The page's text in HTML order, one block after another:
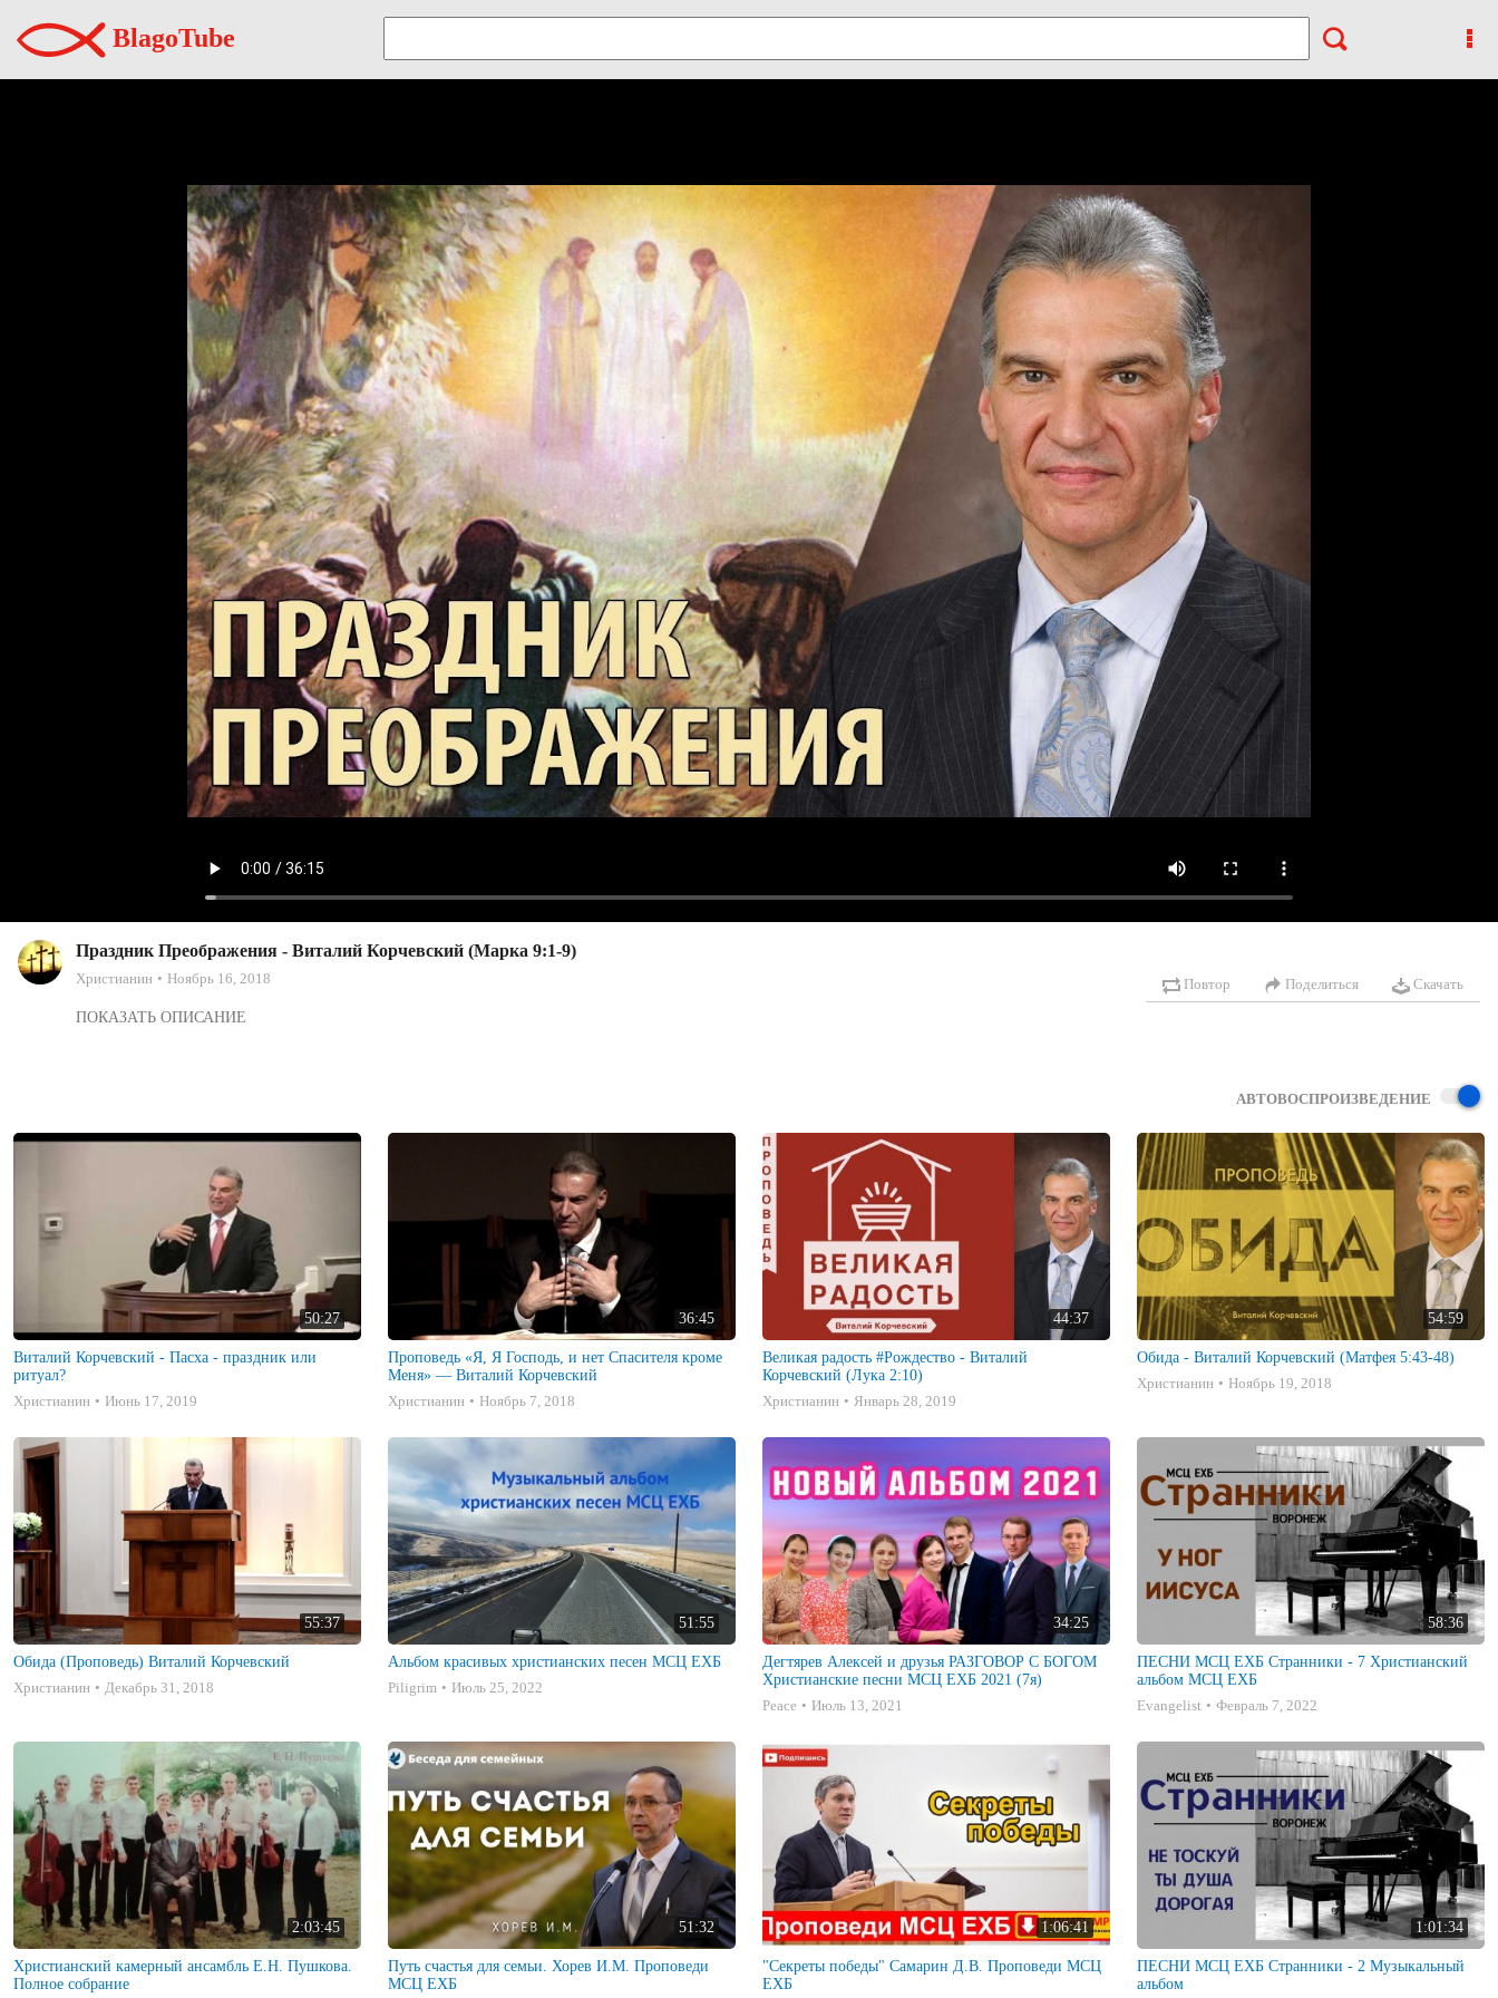
BlagoTube
Праздник Преображения - Виталий Корчевский (Марка 9:1-9)
Христианин Ноябрь 16, 2018 Повтор Поделиться
Скачать
Подписка на Рассылку здесь
4. И явился им Илия с Моисеем; и беседовали с Иисусом.
5. При сем Петр сказал Иисусу: Равви! хорошо нам здесь быть; сделаем три кущи: Тебе одну, Моисею одну, и одну Илии.
6. Ибо не знал, что сказать; потому что они были в страхе.
7. И явилось облако, осеняющее их, и из облака исшел глас, глаголющий: Сей есть Сын Мой возлюбленный; Его слушайте.
8. И, внезапно посмотрев вокруг, никого более с собою не видели, кроме одного Иисуса.
9. Когда же сходили они с горы, Он не велел никому рассказывать о том, что видели, доколе Сын Человеческий не воскреснет из мертвых.
(Св. Евангелие от Марка
9:1-9)
АВТОВОСПРОИЗВЕДЕНИЕ
50:27
Виталий Корчевский - Пасха - праздник или
ритуал?
Христианин
Июнь 17, 2019
36:45
Проповедь «Я, Я Господь, и нет Спасителя кроме
Меня» — Виталий Корчевский
Христианин
Ноябрь 7, 2018
44:37
Великая радость #Рождество - Виталий
Корчевский (Лука 2:10)
Христианин
Январь 28, 2019
54:59
Обида - Виталий Корчевский (Матфея 5:43-48)
Христианин
Ноябрь 19, 2018
55:37
Обида (Проповедь) Виталий Корчевский
Христианин
Декабрь 31, 2018
51:55
Альбом красивых христианских песен МСЦ ЕХБ
Piligrim
Июль 25, 2022
34:25
Дегтярев Алексей и друзья РАЗГОВОР С БОГОМ
Христианские песни МСЦ ЕХБ 2021 (7я)
Peace
Июль 13, 2021
58:36
ПЕСНИ МСЦ ЕХБ Странники - 7 Христианский
альбом МСЦ ЕХБ
Evangelist
Февраль 7, 2022
2:03:45
Христианский камерный ансамбль Е.Н. Пушкова.
Полное собрание
51:32
Путь счастья для семьи. Хорев И.М. Проповеди
МСЦ ЕХБ
1:06:41
"Секреты победы" Самарин Д.В. Проповеди МСЦ
ЕХБ
1:01:34
ПЕСНИ МСЦ ЕХБ Странники - 2 Музыкальный
альбом